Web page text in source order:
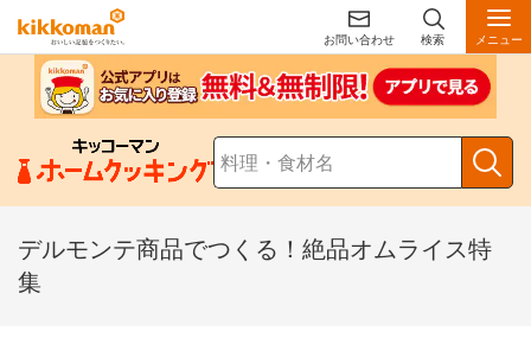
お問い合わせ 検索 メニュー
デルモンテ商品でつくる！絶品オムライス特
集